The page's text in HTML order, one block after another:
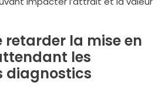
retarder la mise en
les
diagnostics